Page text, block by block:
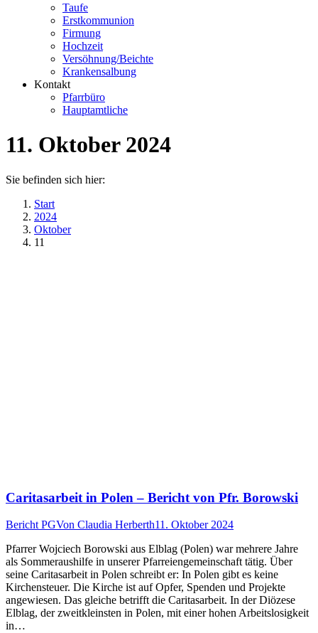
Taufe
Erstkommunion
Firmung
Hochzeit
Versöhnung/Beichte
Krankensalbung
Kontakt
Pfarrbüro
Hauptamtliche
11. Oktober 2024
Sie befinden sich hier:
Start
2024
Oktober
11
Caritasarbeit in Polen – Bericht von Pfr. Borowski
Bericht PGVon Claudia Herberth11. Oktober 2024
Pfarrer Wojciech Borowski aus Elblag (Polen) war mehrere Jahre
als Sommeraushilfe in unserer Pfarreiengemeinschaft tätig. Über
seine Caritasarbeit in Polen schreibt er: In Polen gibt es keine
Kirchensteuer. Die Kirche ist auf Opfer, Spenden und Projekte
angewiesen. Das gleiche betrifft die Caritasarbeit. In der Diözese
Elblag, der zweitkleinsten in Polen, mit einer hohen Arbeitslosigkeit
in…